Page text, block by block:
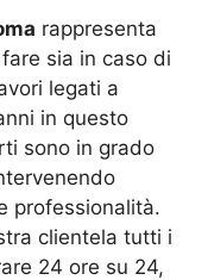
rappresenta
sia in caso di
legati a
in questo
sono in grado
professionalità.
clientela tutti i
24 ore su 24,